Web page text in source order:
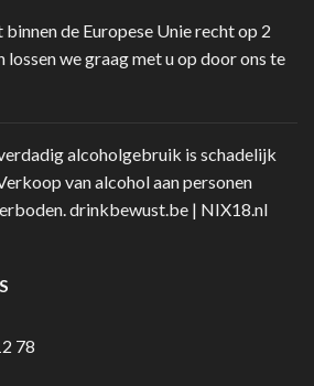
de Europese Unie recht op 2
lossen we graag met u op door ons te
alcoholgebruik is schadelijk
van alcohol aan personen
drinkbewust.be | NIX18.nl
78